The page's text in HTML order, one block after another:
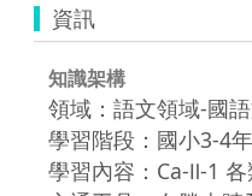
資訊
知識架構
領域：語文領域-國
學習階段：國小3-4
學習內容：Ca-Ⅱ-1 各